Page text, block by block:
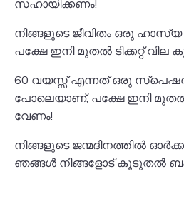
സഹായിക്കണം!
നിങ്ങളുടെ ജീവിതം ഒരു
പക്ഷേ ഇനി മുതൽ ടിക്കറ്റ്
60 വയസ്സ് എന്നത് ഒരു
പോലെയാണ്, പക്ഷേ ഇനി
വേണം!
നിങ്ങളുടെ ജന്മദിനത്തിൽ
ഞങ്ങൾ നിങ്ങളോട് കൂടുതൽ